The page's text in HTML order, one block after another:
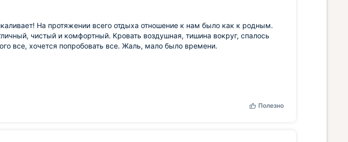
На протяжении всего отдыха отношение к нам было как к родным.
чистый и комфортный. Кровать воздушная, тишина вокруг, спалось
все, хочется попробовать все. Жаль, мало было времени.
Полезно